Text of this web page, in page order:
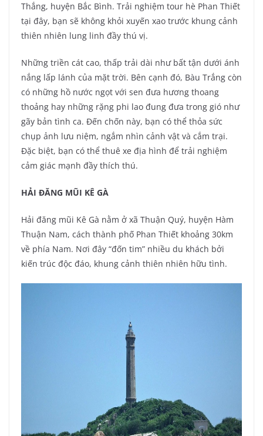
Thắng, huyện Bắc Bình. Trải nghiệm tour hè Phan Thiết
tại đây, bạn sẽ không khỏi xuyến xao trước khung cảnh
thiên nhiên lung linh đầy thú vị.
Những triền cát cao, thấp trải dài như bất tận dưới ánh
nắng lấp lánh của mặt trời. Bên cạnh đó, Bàu Trắng còn
có những hồ nước ngọt với sen đưa hương thoang
thoảng hay những rặng phi lao đung đưa trong gió như
gãy bản tình ca. Đến chốn này, bạn có thể thỏa sức
chụp ảnh lưu niệm, ngắm nhìn cảnh vật và cắm trại.
Đặc biệt, bạn có thể thuê xe địa hình để trải nghiệm
cảm giác mạnh đầy thích thú.
HẢI ĐĂNG MŨI KÊ GÀ
Hải đăng mũi Kê Gà nằm ở xã Thuận Quý, huyện Hàm
Thuận Nam, cách thành phố Phan Thiết khoảng 30km
về phía Nam. Nơi đây “đốn tim” nhiều du khách bởi
kiến trúc độc đáo, khung cảnh thiên nhiên hữu tình.